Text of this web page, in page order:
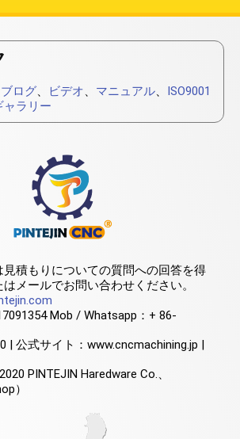
ブログ、 ビデオ、 マニュアル、 ISO9001
ャラリー
見積もりについての質問への回答を得
メールでお問い合わせください。
Mob / Whatsapp：+ 86-
| 公式サイト：www.cncmachining.jp |
PINTEJIN Haredware Co.、
）